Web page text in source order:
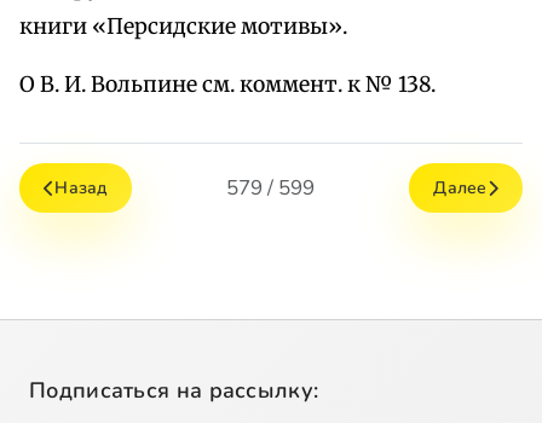
книги «Персидские мотивы».
О В. И. Вольпине см. коммент. к № 138.
Назад 579 / 599 Далее
Подписаться на рассылку: